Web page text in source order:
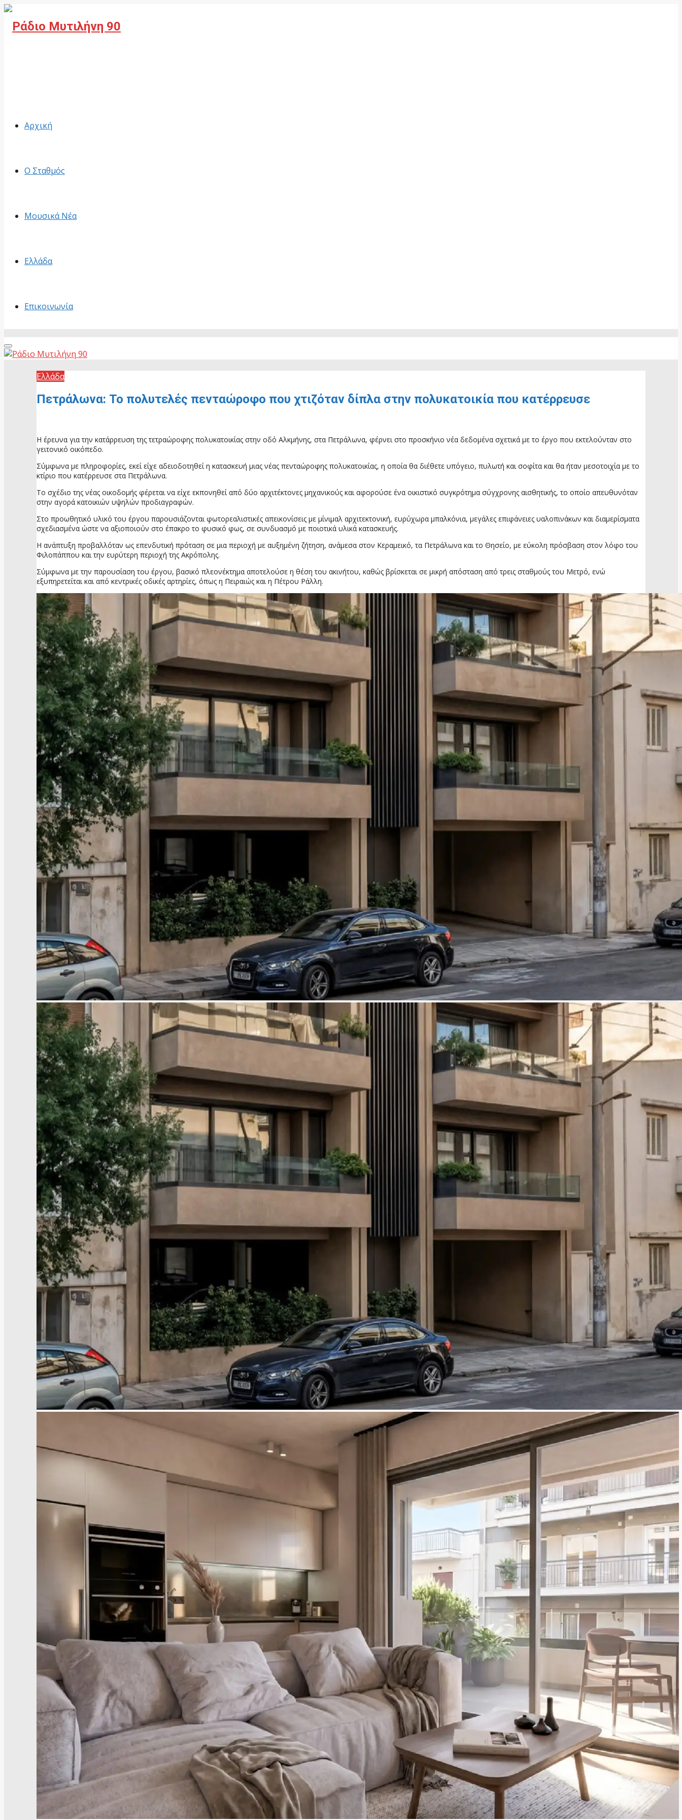
Αρχική
Ο Σταθμός
Μουσικά Νέα
Ελλάδα
Επικοινωνία
Primary
Menu
Ελλάδα
Πετράλωνα: Το πολυτελές πενταώροφο που χτιζόταν δίπλα στην πολυκατοικία που κατέρρευσε
Η έρευνα για την κατάρρευση της τετραώροφης πολυκατοικίας στην οδό Αλκμήνης, στα Πετράλωνα, φέρνει στο προσκήνιο νέα δεδομένα σχετικά με το έργο που εκτελούνταν στο
γειτονικό οικόπεδο.
Σύμφωνα με πληροφορίες, εκεί είχε αδειοδοτηθεί η κατασκευή μιας νέας πενταώροφης πολυκατοικίας, η οποία θα διέθετε υπόγειο, πυλωτή και σοφίτα και θα ήταν μεσοτοιχία με το
κτίριο που κατέρρευσε στα Πετράλωνα.
Το σχέδιο της νέας οικοδομής φέρεται να είχε εκπονηθεί από δύο αρχιτέκτονες μηχανικούς και αφορούσε ένα οικιστικό συγκρότημα σύγχρονης αισθητικής, το οποίο απευθυνόταν
στην αγορά κατοικιών υψηλών προδιαγραφών.
Στο προωθητικό υλικό του έργου παρουσιάζονται φωτορεαλιστικές απεικονίσεις με μίνιμαλ αρχιτεκτονική, ευρύχωρα μπαλκόνια, μεγάλες επιφάνειες υαλοπινάκων και διαμερίσματα
σχεδιασμένα ώστε να αξιοποιούν στο έπακρο το φυσικό φως, σε συνδυασμό με ποιοτικά υλικά κατασκευής.
Η ανάπτυξη προβαλλόταν ως επενδυτική πρόταση σε μια περιοχή με αυξημένη ζήτηση, ανάμεσα στον Κεραμεικό, τα Πετράλωνα και το Θησείο, με εύκολη πρόσβαση στον λόφο του
Φιλοπάππου και την ευρύτερη περιοχή της Ακρόπολης.
Σύμφωνα με την παρουσίαση του έργου, βασικό πλεονέκτημα αποτελούσε η θέση του ακινήτου, καθώς βρίσκεται σε μικρή απόσταση από τρεις σταθμούς του Μετρό, ενώ
εξυπηρετείται και από κεντρικές οδικές αρτηρίες, όπως η Πειραιώς και η Πέτρου Ράλλη.